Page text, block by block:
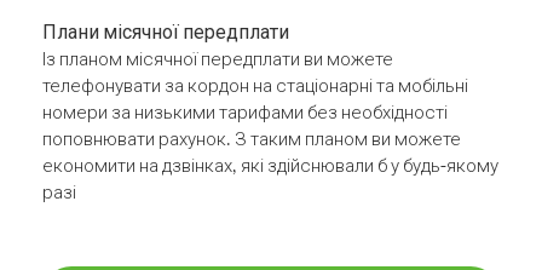
Плани місячної передплати
Із планом місячної передплати ви можете
телефонувати за кордон на стаціонарні та мобільні
номери за низькими тарифами без необхідності
поповнювати рахунок. З таким планом ви можете
економити на дзвінках, які здійснювали б у будь-якому
разі